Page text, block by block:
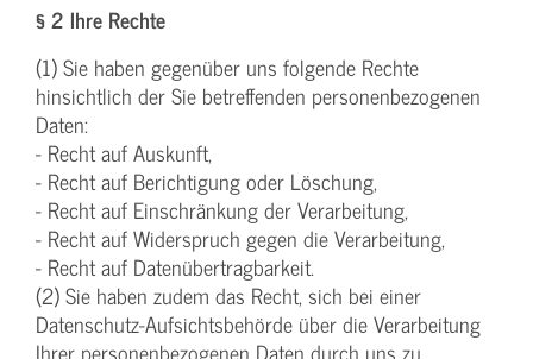
§ 2 Ihre Rechte
(1) Sie haben gegenüber uns folgende Rechte
hinsichtlich der Sie betreffenden personenbezogenen
Daten:
- Recht auf Auskunft,
- Recht auf Berichtigung oder Löschung,
- Recht auf Einschränkung der Verarbeitung,
- Recht auf Widerspruch gegen die Verarbeitung,
- Recht auf Datenübertragbarkeit.
(2) Sie haben zudem das Recht, sich bei einer
Datenschutz-Aufsichtsbehörde über die Verarbeitung
Ihrer personenbezogenen Daten durch uns zu